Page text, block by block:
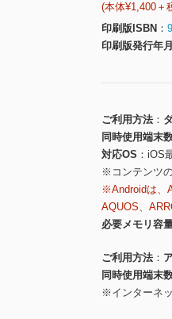
(本体¥1,400＋
印刷版ISBN
印刷版発行年月
ご利用方法
同時使用端末
対応OS
iOS
※コンテンツ
※Androidは、
AQUOS、
必要メモリ容
ご利用方法
同時使用端末
※インターネ